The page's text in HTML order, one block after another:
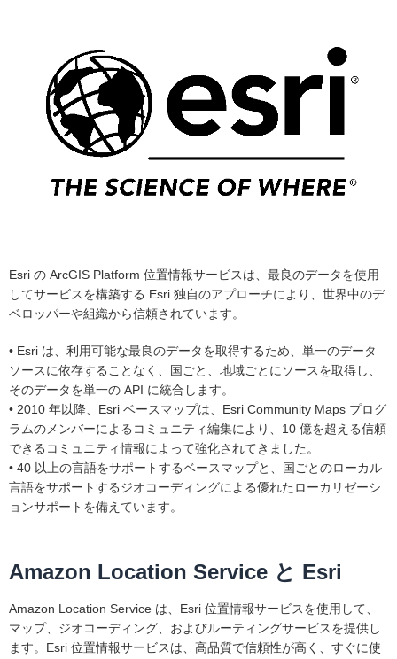
Esri の ArcGIS Platform 位置情報サービスは、最良のデータを使用
してサービスを構築する Esri 独自のアプローチにより、世界中のデ
ベロッパーや組織から信頼されています。
• Esri は、利用可能な最良のデータを取得するため、単一のデータ
ソースに依存することなく、国ごと、地域ごとにソースを取得し、
そのデータを単一の API に統合します。
• 2010 年以降、Esri ベースマップは、Esri Community Maps プログ
ラムのメンバーによるコミュニティ編集により、10 億を超える信頼
できるコミュニティ情報によって強化されてきました。
• 40 以上の言語をサポートするベースマップと、国ごとのローカル
言語をサポートするジオコーディングによる優れたローカリゼーシ
ョンサポートを備えています。
Amazon Location Service と Esri
Amazon Location Service は、Esri 位置情報サービスを使用して、
マップ、ジオコーディング、およびルーティングサービスを提供し
ます。Esri 位置情報サービスは、高品質で信頼性が高く、すぐに使